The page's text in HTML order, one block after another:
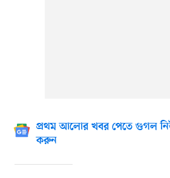
প্রথম আলোর খবর পেতে গুগল
করুন